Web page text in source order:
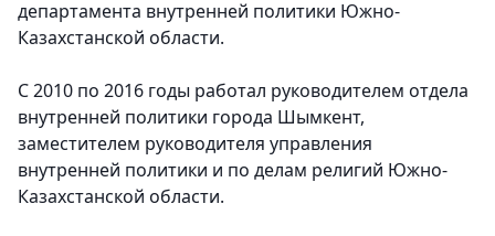
департамента внутренней политики Южно-
Казахстанской области.
С 2010 по 2016 годы работал руководителем отдела
внутренней политики города Шымкент,
заместителем руководителя управления
внутренней политики и по делам религий Южно-
Казахстанской области.